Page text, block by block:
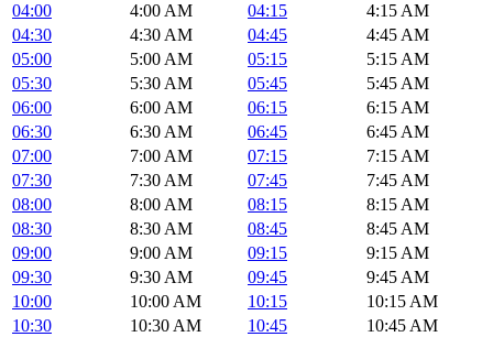
04:00
4:00 AM 04:15
4:15 AM
04:30
4:30 AM 04:45
4:45 AM
05:00
5:00 AM 05:15
5:15 AM
05:30
5:30 AM 05:45
5:45 AM
06:00
6:00 AM 06:15
6:15 AM
06:30
6:30 AM 06:45
6:45 AM
07:00
7:00 AM 07:15
7:15 AM
07:30
7:30 AM 07:45
7:45 AM
08:00
8:00 AM 08:15
8:15 AM
08:30
8:30 AM 08:45
8:45 AM
09:00
9:00 AM 09:15
9:15 AM
09:30
9:30 AM 09:45
9:45 AM
10:00
10:00 AM 10:15
10:15 AM
10:30
10:30 AM 10:45
10:45 AM